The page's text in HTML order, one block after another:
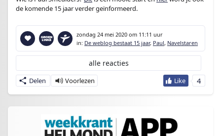
de komende 15 jaar verder geïnformeerd.
zondag 24 mei 2020 om 11:11 uur
in: De weblog bestaat 15 jaar, Paul, Navelstaren
4
Delen
alle reacties